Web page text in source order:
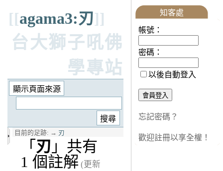
[[agama3:刃]]
台大獅子吼佛
學專站
目前的足跡: → 刃
「 刃 」共有
1 個註解 (更新
知客處
帳號：
密碼：
以後自動登入
忘記密碼？
歡迎註冊以享全權！